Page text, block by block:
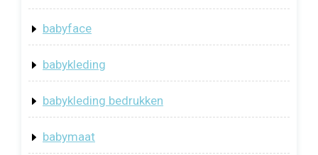
babyface
babykleding
babykleding bedrukken
babymaat